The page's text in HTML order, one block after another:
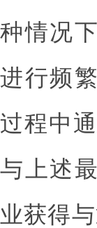
种情况
进行频
过程中
与上述
业获得